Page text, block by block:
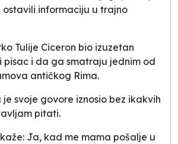
ostavili informaciju u trajno
Tulije Ciceron bio izuzetan
pisac i da ga smatraju jednim od
antičkog Rima.
svoje govore iznosio bez ikakvih
pitati.
Ja, kad me mama pošalje u